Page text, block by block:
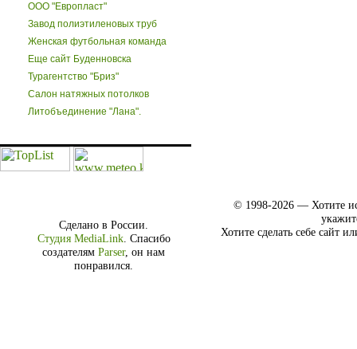
ООО "Европласт"
Завод полиэтиленовых труб
Женская футбольная команда
Еще сайт Буденновска
Турагентство "Бриз"
Салон натяжных потолков
Литобъединение "Лана".
Сделано в России.
Студия MediaLink. Спасибо
создателям Parser, он нам
понравился.
© 1998-2026 — Хотите
Хотите сделать себе сайт